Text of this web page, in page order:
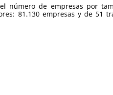
número de empresas por
81.130 empresas y de 51